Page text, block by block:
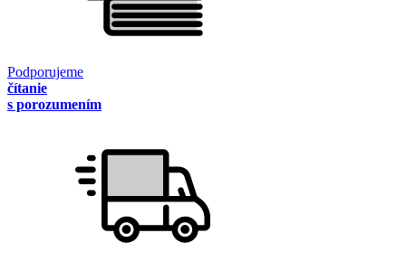
Podporujeme
čítanie
s porozumením